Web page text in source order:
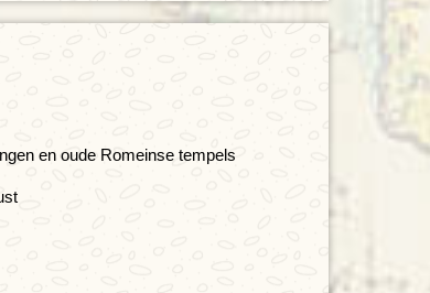
en oude Romeinse tempels